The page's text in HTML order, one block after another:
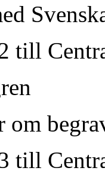
till
om
till